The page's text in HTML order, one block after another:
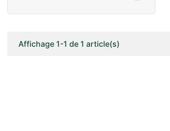
Affichage 1-1 de 1 article(s)